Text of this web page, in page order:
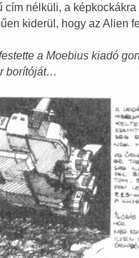
nélküli, a
kiderül, hogy az Alien
a Moebius kiadó
borítóját…